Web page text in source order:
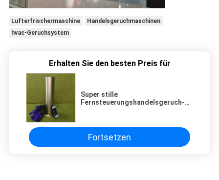
Lufterfrischermaschine
Handelsgeruchmaschinen
hvac-Geruchsystem
Erhalten Sie den besten Preis für
Super stille
Fernsteuerungshandelsgeruch-
Nebelaussteuerung
Fortsetzen